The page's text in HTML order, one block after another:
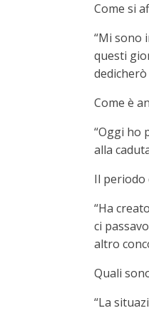
Come si
“Mi sono
questi
Come è
“Oggi ho
alla
Il periodo
“Ha
ci
altro
Quali
“La